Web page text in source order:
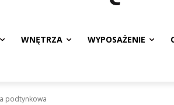
WNĘTRZA WYPOSAŻENIE
podtynkowa